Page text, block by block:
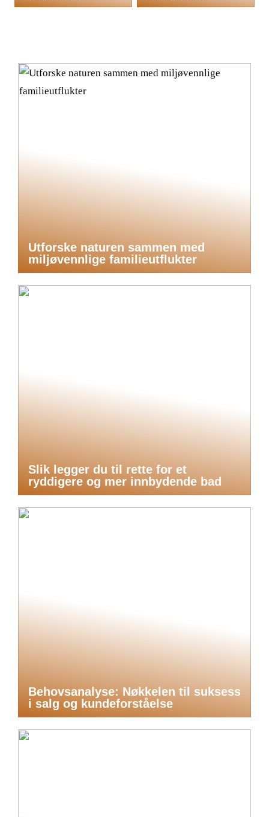
Utforske naturen sammen med
miljøvennlige familieutflukter
Slik legger du til rette for et
ryddigere og mer innbydende bad
Behovsanalyse: Nøkkelen til suksess
i salg og kundeforståelse